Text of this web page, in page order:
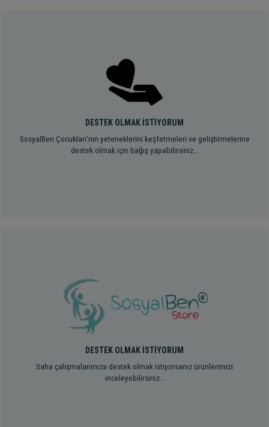
DESTEK OLMAK İSTİYORUM
SosyalBen Çocukları'nın yeteneklerini keşfetmeleri ve geliştirmelerine
destek olmak için bağış yapabilirsiniz...
DESTEK OLMAK İSTİYORUM
Saha çalışmalarımıza destek olmak istiyorsanız ürünlerimizi
inceleyebilirsiniz…